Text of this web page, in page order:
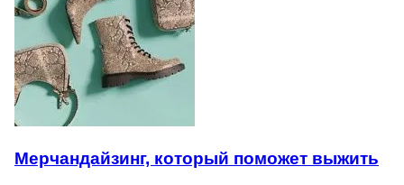
Мерчандайзинг, который поможет выжить